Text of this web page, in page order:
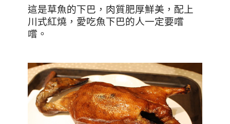
這是草魚的下巴，肉質肥厚鮮美，配上
川式紅燒，愛吃魚下巴的人一定要嚐
嚐。